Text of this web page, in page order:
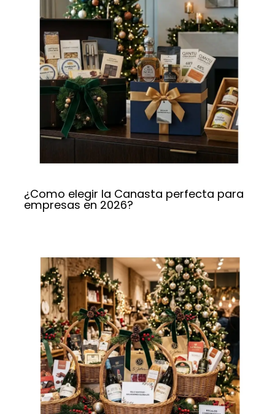
¿Como elegir la Canasta perfecta para
empresas en 2026?